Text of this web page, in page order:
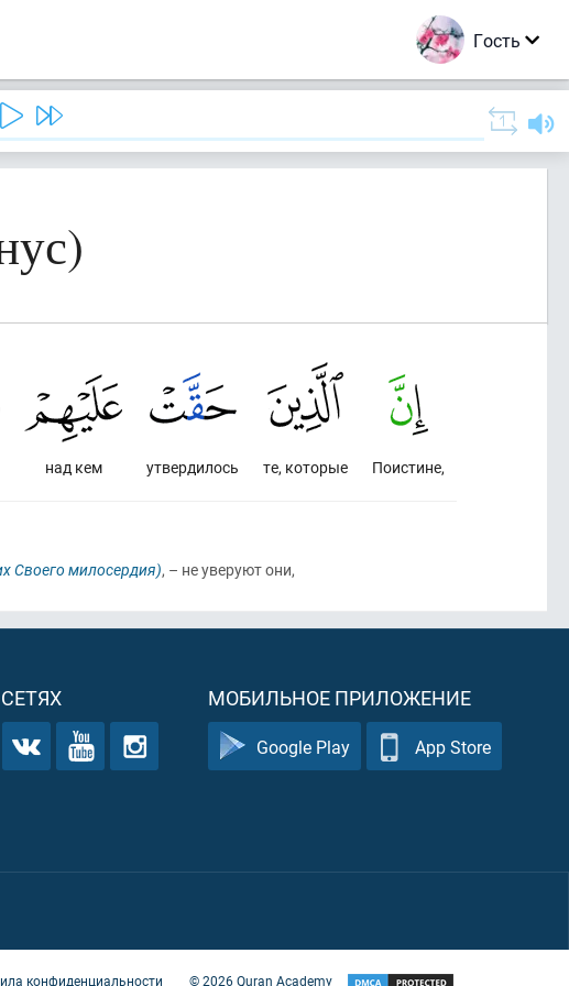
Гость
Поистине,
те, которые
утвердилось
над кем
Своего милосердия), – не уверуют они,
МОБИЛЬНОЕ ПРИЛОЖЕНИЕ
Google Play App Store
конфиденциальности ©2026Quran Academy